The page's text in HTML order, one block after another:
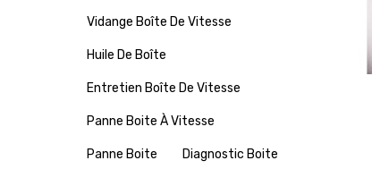
Vidange Boîte De Vitesse
Huile De Boîte
Entretien Boîte De Vitesse
Panne Boite À Vitesse
Panne Boite Diagnostic Boite